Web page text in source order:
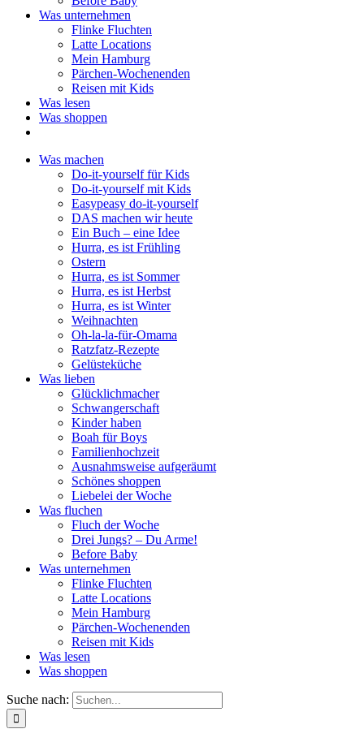
Was unternehmen
Flinke Fluchten
Latte Locations
Mein Hamburg
Pärchen-Wochenenden
Reisen mit Kids
Was lesen
Was shoppen
Was machen
Do-it-yourself für Kids
Do-it-yourself mit Kids
Easypeasy do-it-yourself
DAS machen wir heute
Ein Buch – eine Idee
Hurra, es ist Frühling
Ostern
Hurra, es ist Sommer
Hurra, es ist Herbst
Hurra, es ist Winter
Weihnachten
Oh-la-la-für-Omama
Ratzfatz-Rezepte
Gelüsteküche
Was lieben
Glücklichmacher
Schwangerschaft
Kinder haben
Boah für Boys
Familienhochzeit
Ausnahmsweise aufgeräumt
Schönes shoppen
Liebelei der Woche
Was fluchen
Fluch der Woche
Drei Jungs? – Du Arme!
Before Baby
Was unternehmen
Flinke Fluchten
Latte Locations
Mein Hamburg
Pärchen-Wochenenden
Reisen mit Kids
Was lesen
Was shoppen
Suche nach: